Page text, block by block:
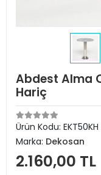
Abdest Alma
Hariç
Ürün Kodu: EKT50KH
Marka: Dekosan
2.160,00 TL